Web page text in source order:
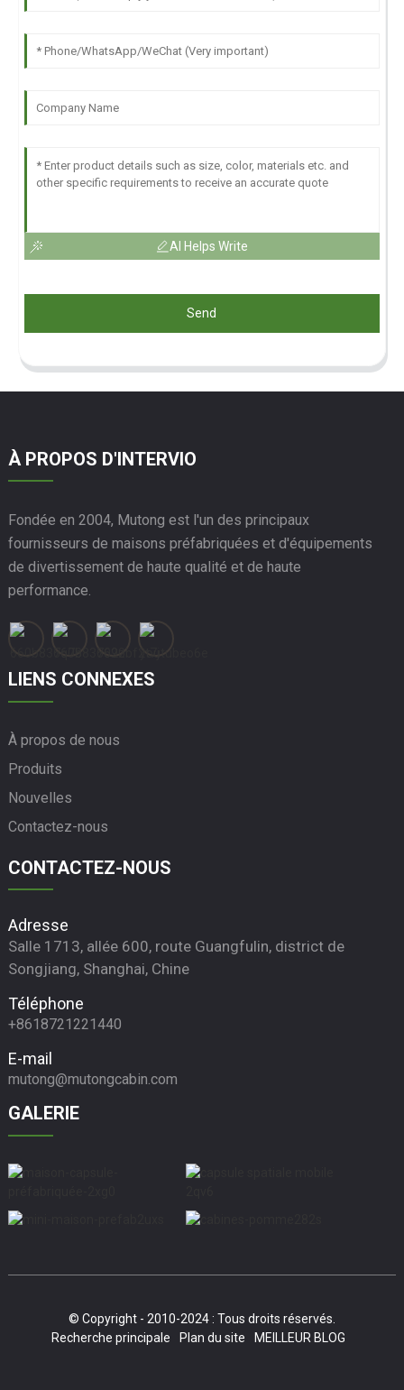
AI Helps Write
Send
À PROPOS D'INTERVIO
Fondée en 2004, Mutong est l'un des principaux
fournisseurs de maisons préfabriquées et d'équipements
de divertissement de haute qualité et de haute
performance.
LIENS CONNEXES
À propos de nous
Produits
Nouvelles
Contactez-nous
CONTACTEZ-NOUS
Adresse
Salle 1713, allée 600, route Guangfulin, district de
Songjiang, Shanghai, Chine
Téléphone
+8618721221440
E-mail
mutong@mutongcabin.com
GALERIE
© Copyright - 2010-2024 : Tous droits réservés.
Recherche principale
Plan du site MEILLEUR BLOG